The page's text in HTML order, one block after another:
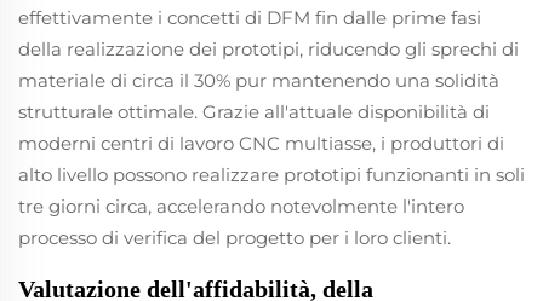
effettivamente i concetti di DFM fin dalle prime fasi
della realizzazione dei prototipi, riducendo gli sprechi di
materiale di circa il 30% pur mantenendo una solidità
strutturale ottimale. Grazie all'attuale disponibilità di
moderni centri di lavoro CNC multiasse, i produttori di
alto livello possono realizzare prototipi funzionanti in soli
tre giorni circa, accelerando notevolmente l'intero
processo di verifica del progetto per i loro clienti.
Valutazione dell'affidabilità, della